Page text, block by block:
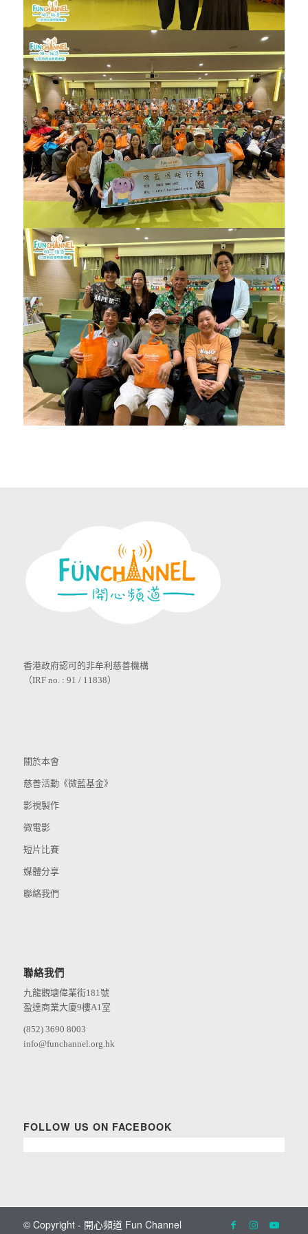
香港政府認可的非牟利慈善機構
（IRF no. : 91 / 11838）
關於本會
慈善活動《微藍基金》
影視製作
微電影
短片比賽
媒體分享
聯絡我們
聯絡我們
九龍觀塘偉業街181號
盈達商業大廈9樓A1室
(852) 3690 8003
info@funchannel.org.hk
FOLLOW US ON FACEBOOK
© Copyright - 開心頻道 Fun Channel